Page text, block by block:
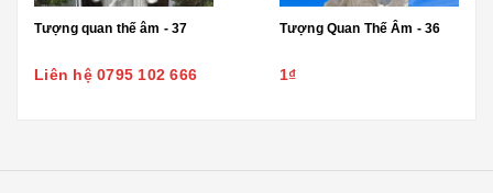
Tượng quan thế âm - 37
Liên hệ 0795 102 666
Tượng Quan Thế Âm - 36
1₫